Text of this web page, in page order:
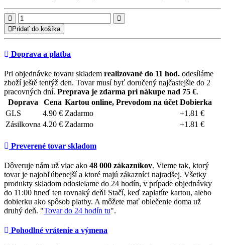
Pridať do košíka
Doprava a platba
Pri objednávke tovaru skladem realizované do 11 hod. odesíláme
zboží ještě tentýž den. Tovar musí byť doručený najčastejšie do 2
pracovných dní. Preprava je zdarma pri nákupe nad 75 €.
Doprava
Cena Kartou online, Prevodom na účet Dobierka
GLS
4.90 € Zadarmo
+1.81 €
Zásilkovna 4.20 € Zadarmo +1.81 €
Preverené tovar skladom
Dôveruje nám už viac ako 48 000 zákazníkov. Vieme tak, ktorý
tovar je najobľúbenejší a ktoré majú zákazníci najradšej. Všetky
produkty skladom odosielame do 24 hodín, v prípade objednávky
do 11:00 hneď ten rovnaký deň! Stačí, keď zaplatíte kartou, alebo
dobierku ako spôsob platby. A môžete mať oblečenie doma už
druhý deň. "Tovar do 24 hodín tu".
Pohodlné vrátenie a výmena